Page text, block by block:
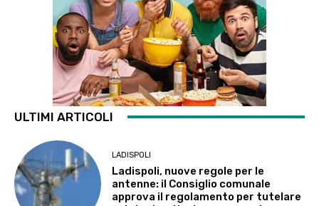
ULTIMI ARTICOLI
LADISPOLI
Ladispoli, nuove regole per le
antenne: il Consiglio comunale
approva il regolamento per tutelare